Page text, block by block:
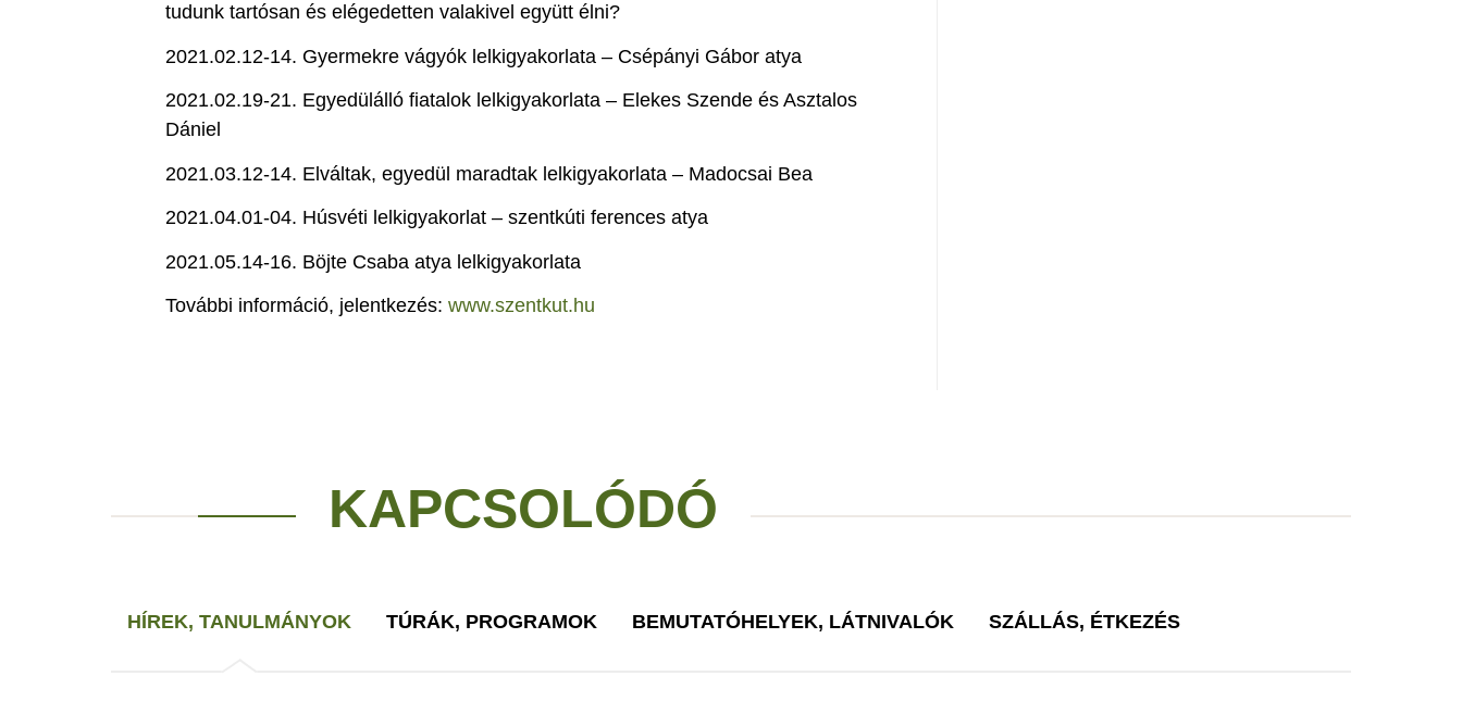
tudunk tartósan és elégedetten valakivel együtt élni?
2021.02.12-14. Gyermekre vágyók lelkigyakorlata – Csépányi Gábor atya
2021.02.19-21. Egyedülálló fiatalok lelkigyakorlata – Elekes Szende és Asztalos
Dániel
2021.03.12-14. Elváltak, egyedül maradtak lelkigyakorlata – Madocsai Bea
2021.04.01-04. Húsvéti lelkigyakorlat – szentkúti ferences atya
2021.05.14-16. Böjte Csaba atya lelkigyakorlata
További információ, jelentkezés: www.szentkut.hu
KAPCSOLÓDÓ
HÍREK, TANULMÁNYOK TÚRÁK, PROGRAMOK BEMUTATÓHELYEK, LÁTNIVALÓK SZÁLLÁS, ÉTKEZÉS